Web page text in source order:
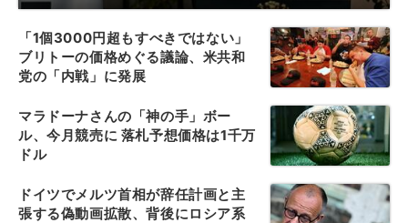
「1個3000円超もすべきではない」
ブリトーの価格めぐる議論、米共和
党の「内戦」に発展
マラドーナさんの「神の手」ボー
ル、今月競売に 落札予想価格は1千万
ドル
ドイツでメルツ首相が辞任計画と主
張する偽動画拡散、背後にロシア系